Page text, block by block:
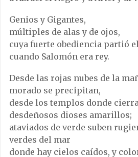
Genios y Gigantes,
múltiples de alas y de ojos,
cuya fuerte obediencia partió
cuando Salomón era rey.
Desde las rojas nubes de la
morado se precipitan,
desde los templos donde
desdeñosos dioses amarillos;
ataviados de verde suben
verdes del mar
donde hay cielos caídos, y